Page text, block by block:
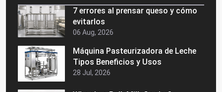
7 errores al prensar queso y cómo
evitarlos
06 Aug, 2026
Máquina Pasteurizadora de Leche
Tipos Beneficios y Usos
28 Jul, 2026